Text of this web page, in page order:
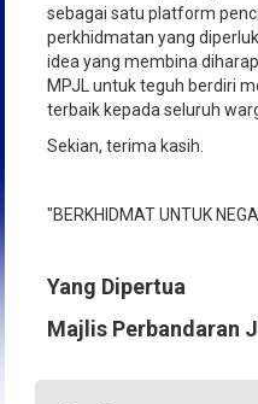
sebagai satu platform
perkhidmatan yang
idea yang membina
MPJL untuk teguh berdiri
terbaik kepada seluruh
Sekian, terima kasih.
"BERKHIDMAT UNTUK
Yang Dipertua
Majlis Perbandaran